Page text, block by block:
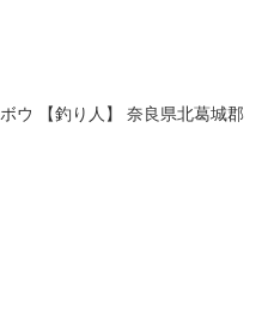
ウ 【釣り人】 奈良県北葛城郡